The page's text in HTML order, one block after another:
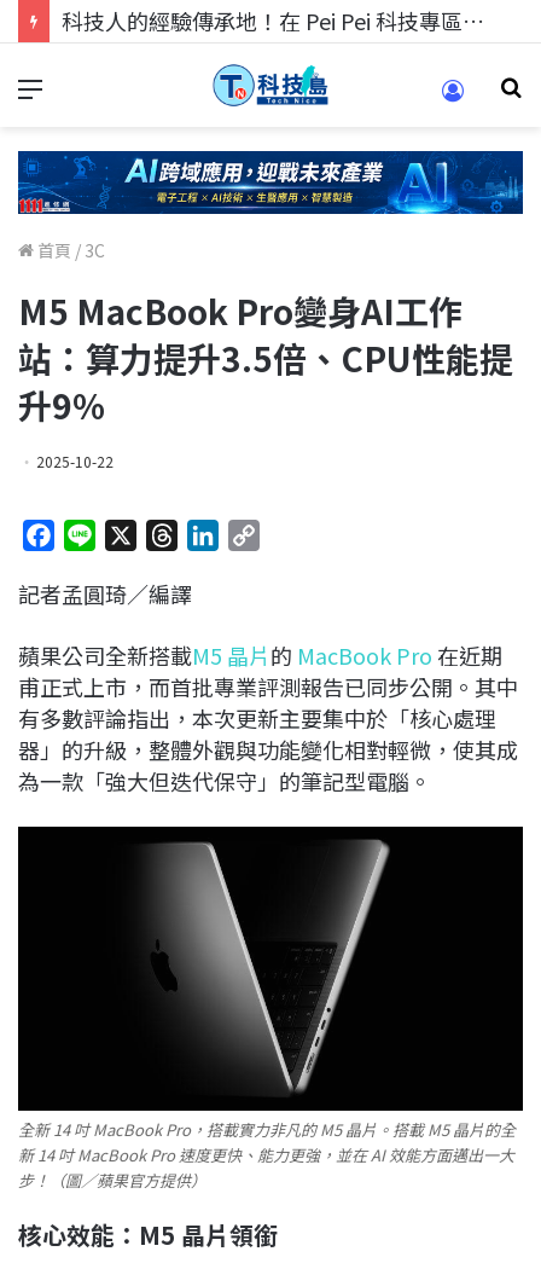
科技人的經驗傳承地！在 Pei Pei 科技專區，與學弟妹交流最硬核的技術
首頁 / 3C
M5 MacBook Pro變身AI工作
站：算力提升3.5倍、CPU性能提
升9%
2025-10-22
c
b
o
o
k
n
r
a
d
s
e
d
I
n
L
i
n
k
記者孟圓琦／編譯
蘋果公司全新搭載M5 晶片的 MacBook Pro 在近期
甫正式上市，而首批專業評測報告已同步公開。其中
有多數評論指出，本次更新主要集中於「核心處理
器」的升級，整體外觀與功能變化相對輕微，使其成
為一款「強大但迭代保守」的筆記型電腦。
全新 14 吋 MacBook Pro，搭載實力非凡的 M5 晶片。搭載 M5 晶片的全
新 14 吋 MacBook Pro 速度更快、能力更強，並在 AI 效能方面邁出一大
步！（圖／蘋果官方提供）
核心效能：M5 晶片領銜